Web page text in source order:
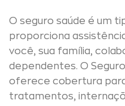
O seguro saúde é um
proporciona
você, sua família,
dependentes. O
oferece cobertura
tratamentos,